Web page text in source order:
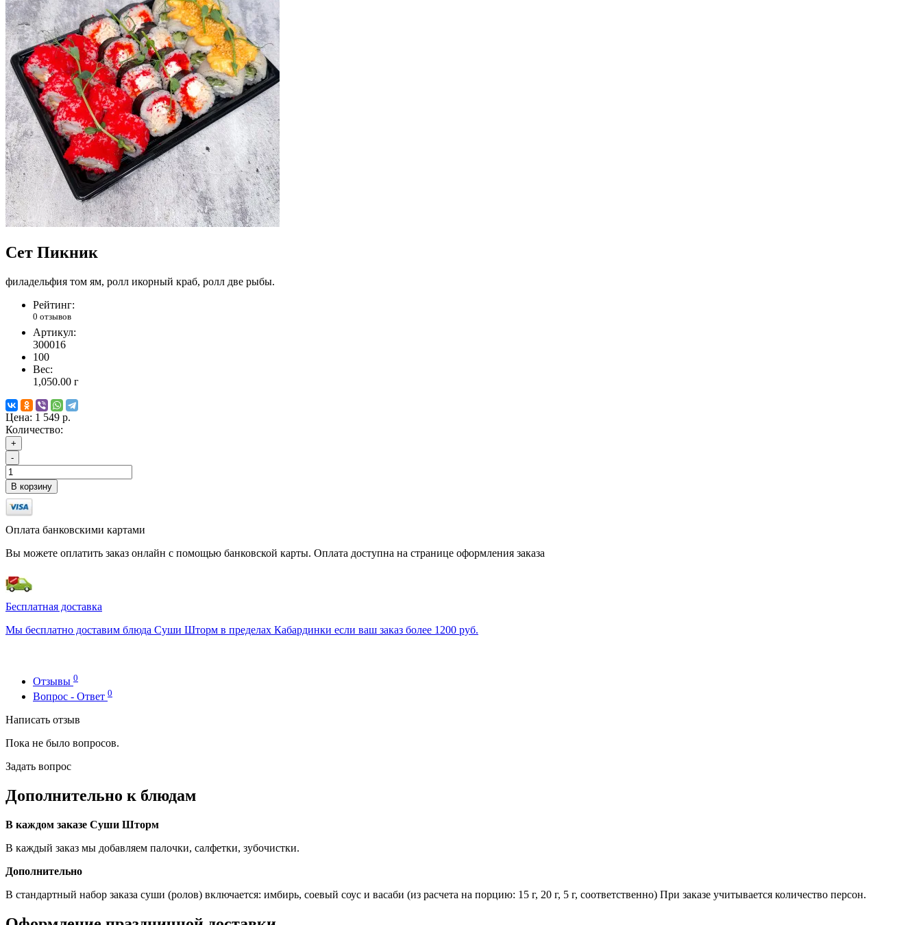
Сет Пикник
филадельфия том ям, ролл икорный краб, ролл две рыбы.
Рейтинг:
0 отзывов
Артикул:
300016
100
Вес:
1,050.00 г
Цена: 1 549 р.
Количество:
+
-
В корзину
Оплата банковскими картами
Вы можете оплатить заказ онлайн с помощью банковской карты. Оплата доступна на странице оформления заказа
Бесплатная доставка
Мы бесплатно доставим блюда Суши Шторм в пределах Кабардинки если ваш заказ более 1200 руб.
Отзывы 0
Вопрос - Ответ 0
Написать отзыв
Пока не было вопросов.
Задать вопрос
Дополнительно к блюдам
В каждом заказе Суши Шторм
В каждый заказ мы добавляем палочки, салфетки, зубочистки.
Дополнительно
В стандартный набор заказа суши (ролов) включается: имбирь, соевый соус и васаби (из расчета на порцию: 15 г, 20 г, 5 г, соответственно) При заказе учитывается количество персон.